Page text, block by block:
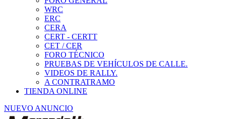
ERC
CERA
CERT - CERTT
CET / CER
FORO TÉCNICO
PRUEBAS DE VEHÍCULOS DE CALLE.
VIDEOS DE RALLY.
A CONTRATRAMO
TIENDA ONLINE
NUEVO ANUNCIO